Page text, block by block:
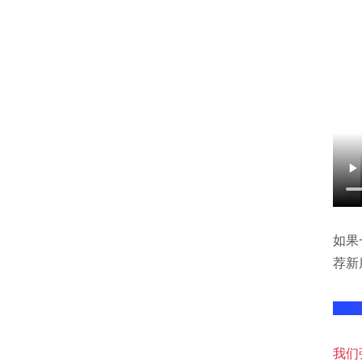
如果
荐新
我们